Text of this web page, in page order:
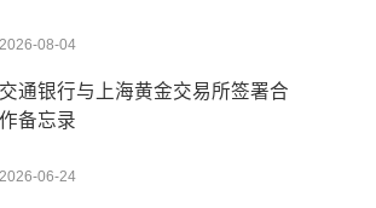
2026-08-04
交通银行与上海黄金交易所签署合
作备忘录
2026-06-24